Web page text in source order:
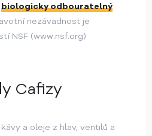
biologicky odbouratelný
nezávadnost je
NSF (www.nsf.org)
Cafizy
a oleje z hlav, ventilů a